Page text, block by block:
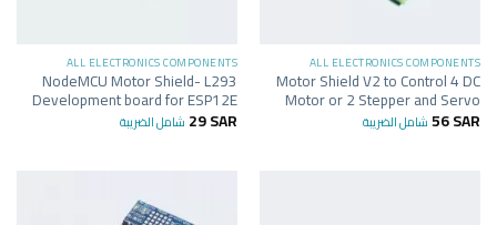
ALL ELECTRONICS COMPONENTS
Motor Shield V2 to Control 4 DC
Motor or 2 Stepper and Servo
56SAR شامل الضريبة
ALL ELECTRONICS COMPONENTS
NodeMCU Motor Shield- L293
Development board for ESP12E
29SAR شامل الضريبة